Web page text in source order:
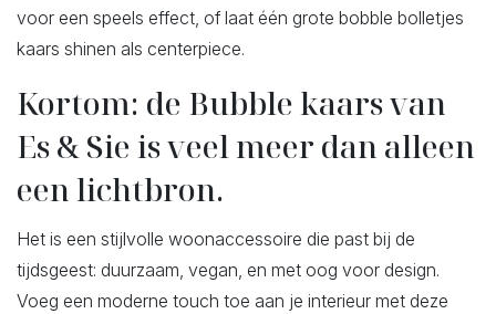
voor een speels effect, of laat één grote bobble bolletjes
kaars shinen als centerpiece.
Kortom: de Bubble kaars van
Es & Sie is veel meer dan alleen
een lichtbron.
Het is een stijlvolle woonaccessoire die past bij de
tijdsgeest: duurzaam, vegan, en met oog voor design.
Voeg een moderne touch toe aan je interieur met deze